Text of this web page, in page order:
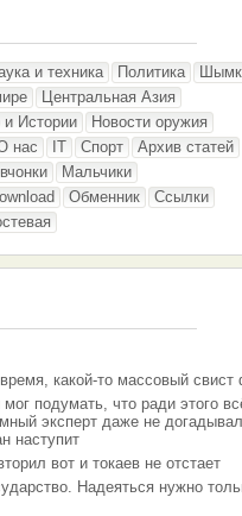
и техника Политика
Центральная Азия
Истории
Новости оружия
нас IT Спорт
Архив статей
Мальчики
Обменник
Ссылки
какой-то массовый свист
подумать, что ради этого
эксперт даже не
наступит
вот и токаев не отстает
Надеяться нужно